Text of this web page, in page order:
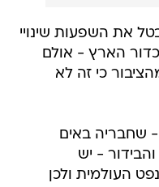
את השפעות שינויי
הארץ - אולם
כי זה לא
- שחבריה באים
- יש
העולמית ולכן